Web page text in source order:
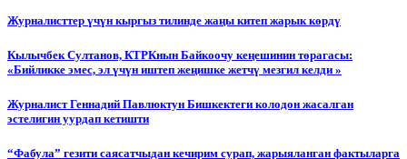
Журналисттер үчүн кыргыз тилинде жаңы китеп жарык көрдү
Кылычбек Султанов, КТРКнын Байкоочу кеңешинин төрагасы:
«Бийликке эмес, эл үчүн иштеп жеңишке жетчү мезгил келди »
Журналист Геннадий Павлюктун Бишкектеги колодон жасалган
эстелигин уурдап кетишти
“Фабула” гезити саясатчыдан кечирим сурап, жарыяланган фактыларга